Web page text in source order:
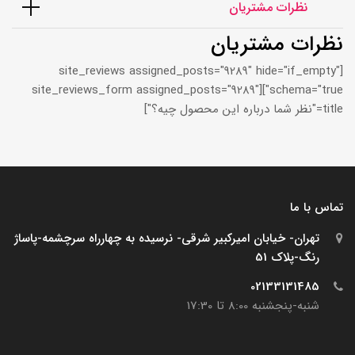
نظرات مشتریان
نظرات مشتریان
[site_reviews assigned_posts="9289" hide="if_empty"
schema="true"][site_reviews_form assigned_posts="9289"
title="نظر شما درباره این محصول چیه؟"]
تماس با ما
تهران- خیابان امیرکبیر شرقی- نرسیده به چهارراه سرچشمه-پاساژ
رنگ-پلاک 51
02133131485
شنبه-پنجشنبه 8:00 تا 17:30